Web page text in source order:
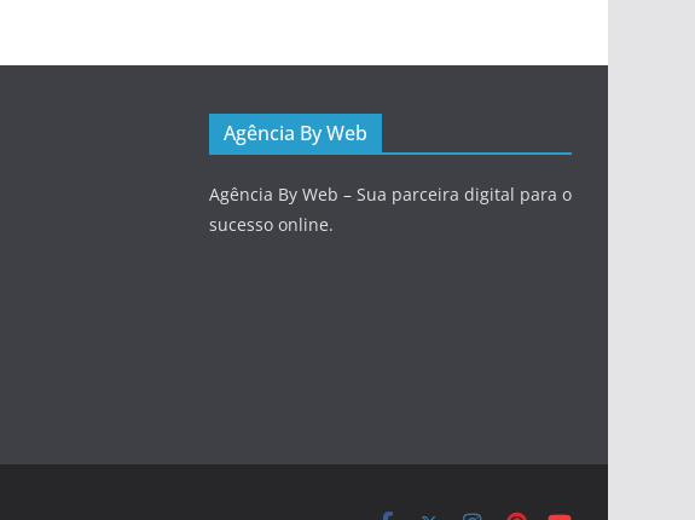
Agência By Web
Agência By Web – Sua parceira digital para o
sucesso online.